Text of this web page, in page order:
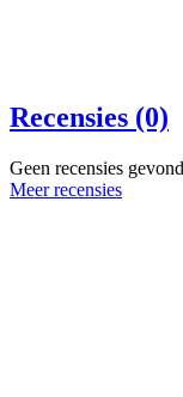
Recensies (0)
Geen recensies
Meer recensies